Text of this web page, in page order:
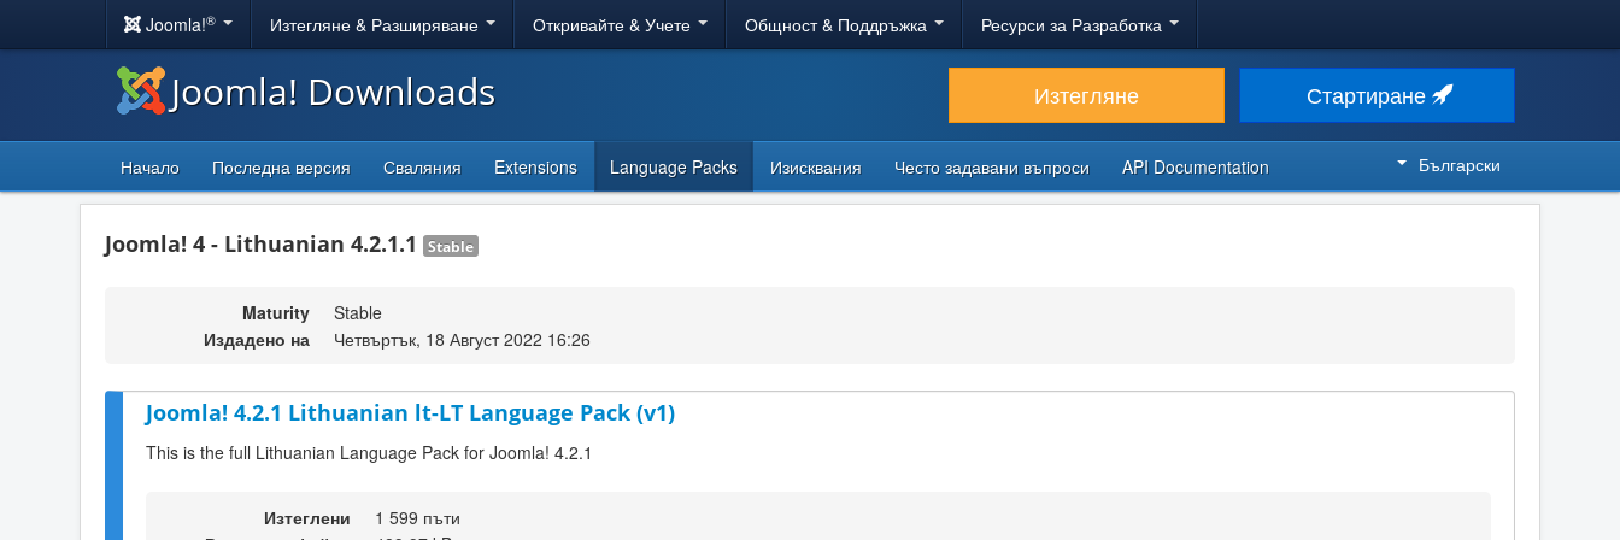
Joomla!® Изтегляне & Разширяване Откривайте & Учете Общност & Поддръжка Ресурси за Разработка
Joomla! Downloads Изтегляне Стартиране
Начало Последна версия Сваляния Extensions Language Packs Изисквания Често задавани въпроси API Documentation Български
Joomla! 4 - Lithuanian 4.2.1.1 Stable
Maturity
Stable
Издадено на
Четвъртък, 18 Август 2022 16:26
Joomla! 4.2.1 Lithuanian lt-LT Language Pack (v1)
This is the full Lithuanian Language Pack for Joomla! 4.2.1
Изтеглени
1 599 пъти